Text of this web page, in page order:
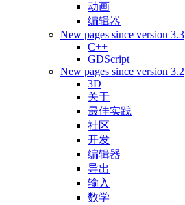
动画
编辑器
New pages since version 3.3
C++
GDScript
New pages since version 3.2
3D
关于
最佳实践
社区
开发
编辑器
导出
输入
数学